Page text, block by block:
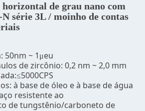
de grau nano com
série 3L / moinho de contas
50nm ~ 1 μeu
de zircônio: 0,2 nm ~ 2,0 mm
≤5000CPS
à base de óleo e à base de água
resistente ao
de tungstênio/carboneto de